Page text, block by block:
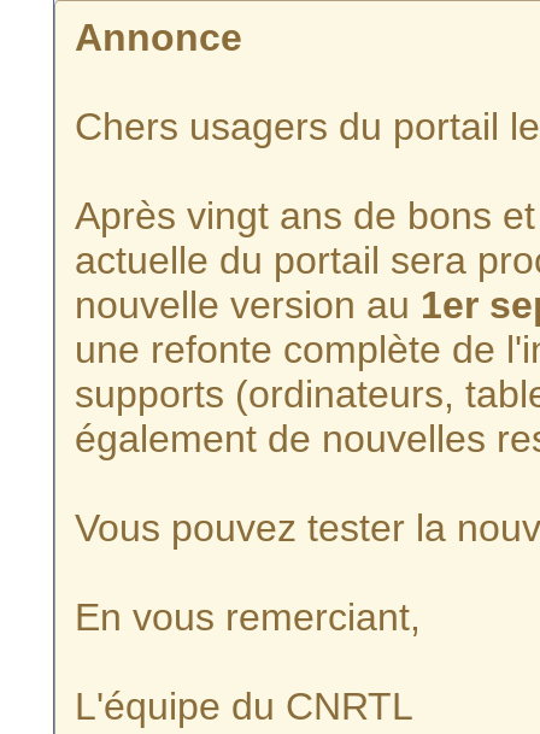
Annonce
Chers usagers du portail
Après vingt ans de bons
actuelle du portail sera
nouvelle version au 1er
une refonte complète de
supports (ordinateurs,
également de nouvelles
Vous pouvez tester la
En vous remerciant,
L'équipe du CNRTL